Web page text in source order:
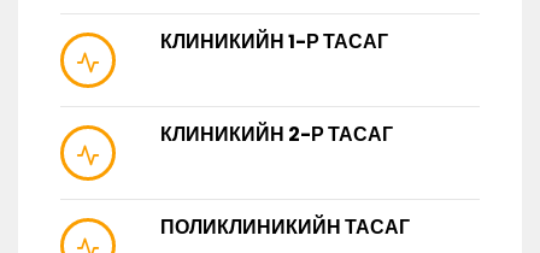
КЛИНИКИЙН 1-Р ТАСАГ
КЛИНИКИЙН 2-Р ТАСАГ
ПОЛИКЛИНИКИЙН ТАСАГ